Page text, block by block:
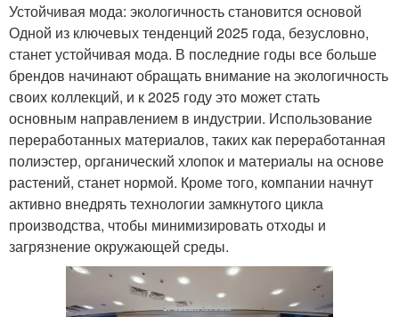
Устойчивая мода: экологичность становится основой
Одной из ключевых тенденций 2025 года, безусловно,
станет устойчивая мода. В последние годы все больше
брендов начинают обращать внимание на экологичность
своих коллекций, и к 2025 году это может стать
основным направлением в индустрии. Использование
переработанных материалов, таких как переработанная
полиэстер, органический хлопок и материалы на основе
растений, станет нормой. Кроме того, компании начнут
активно внедрять технологии замкнутого цикла
производства, чтобы минимизировать отходы и
загрязнение окружающей среды.